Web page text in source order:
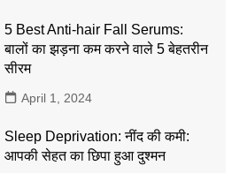
5 Best Anti-hair Fall Serums:
बालों का झड़ना कम करने वाले 5 बेहतरीन
सीरम
April 1, 2024
Sleep Deprivation: नींद की कमी:
आपकी सेहत का छिपा हुआ दुश्मन